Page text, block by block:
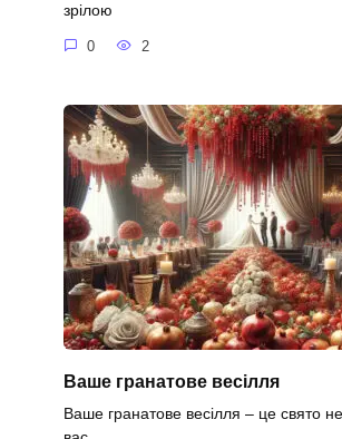
зрілою
0 2
Ваше гранатове весілля
Ваше гранатове весілля – це свято